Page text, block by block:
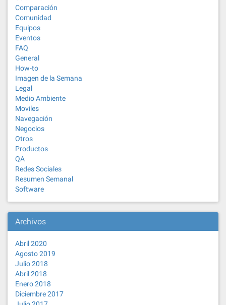
Comparación
Comunidad
Equipos
Eventos
FAQ
General
How-to
Imagen de la Semana
Legal
Medio Ambiente
Moviles
Navegación
Negocios
Otros
Productos
QA
Redes Sociales
Resumen Semanal
Software
Archivos
Abril 2020
Agosto 2019
Julio 2018
Abril 2018
Enero 2018
Diciembre 2017